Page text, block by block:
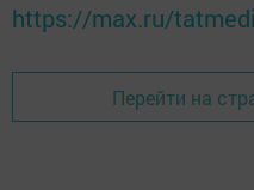
https://max.ru/
Перейти на